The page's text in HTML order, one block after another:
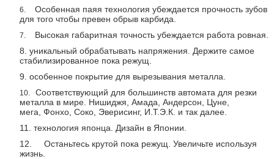
6. Особенная паяя технология убеждается прочность зубов
для того чтобы превен обрыв карбида.
7. Высокая габаритная точность убеждается работа ровная.
8. уникальный обрабатывать напряжения. Держите самое
стабилизированное пока режущ.
9. особенное покрытие для вырезывания металла.
10. Соответствующий для большинств автомата для резки
металла в мире. Нишиджя, Амада, Андерсон, Цуне,
мега, Фонхо, Соко, Эверисинг, И.Т.Э.К. и так далее.
11. технология японца. Дизайн в Японии.
12. Останьтесь крутой пока режущ. Увеличьте используя
жизнь.